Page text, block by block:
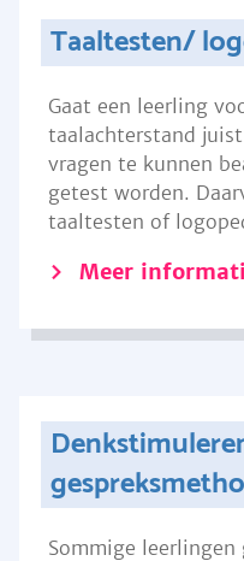
Taaltesten/
Gaat een leerling
taalachterstand
vragen te kunnen
getest worden.
taaltesten of
Meer
Sommige